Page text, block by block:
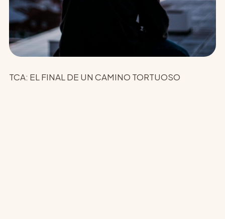
TCA: EL FINAL DE UN CAMINO TORTUOSO